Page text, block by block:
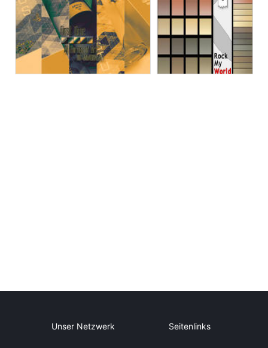
Unser Netzwerk Seitenlinks